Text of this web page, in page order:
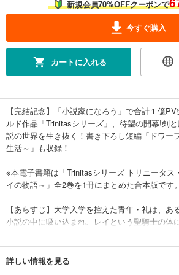
新規会員70%OFFクーポンで
今すぐ購入
カートに入れる
【完結記念】「小説家になろう」で合計１億
ルド作品「Trinitasシリーズ」、待望の開幕!剣
説の世界を生き抜く！書き下ろし短編「ドワー
生活～」も収録！
※本電子書籍は「Trinitasシリーズ トリニータス
イの物語～」全2巻を1冊にまとめた合本版です。
【あらすじ】大学入学を控えた青年・礼は、あ
小説の中に吸い込まれ、レイという聖騎士の体
突然のことに右も左も分からない中、彼は野
シュレイを助け、成り行きで彼女と行動を共に
に、次第にレイは巨大な陰謀に巻き込まれてい
詳しい情報を見る